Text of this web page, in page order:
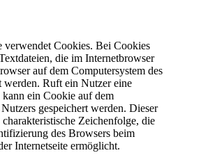
verwendet Cookies. Bei Cookies
die im Internetbrowser
auf dem Computersystem des
werden. Ruft ein Nutzer eine
kann ein Cookie auf dem
gespeichert werden. Dieser
Zeichenfolge, die
des Browsers beim
Internetseite ermöglicht.